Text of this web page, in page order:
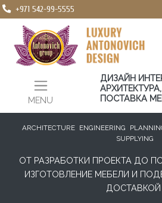
+971 542-99-5555
MENU
ДИЗАЙН
АРХИТЕКТУРА,
ПОСТАВКА
ARCHITECTURE ENGINEERING
SUPPLYING
ОТ РАЗРАБОТКИ ПРОЕКТА ДО
ИЗГОТОВЛЕНИЕ МЕБЕЛИ И
ДОСТАВКОЙ